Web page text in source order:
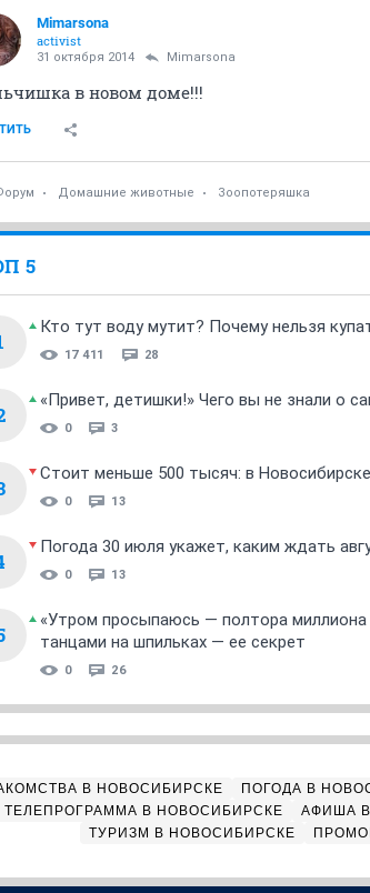
Mimarsona
activist
31 октября 2014 Mimarsona
в новом доме!!!
Домашние животные Зоопотеряшка
5
Кто тут воду мутит? Почему нельзя
17 411 28
«Привет, детишки!» Чего вы не знали о
0 3
Стоит меньше 500 тысяч: в
0 13
Погода 30 июля укажет, каким ждать
0 13
«Утром просыпаюсь — полтора
танцами на шпильках — ее секрет
0 26
В НОВОСИБИРСКЕ ПОГОДА В
ТЕЛЕПРОГРАММА В НОВОСИБИРСКЕ
АФИША
ТУРИЗМ В НОВОСИБИРСКЕ